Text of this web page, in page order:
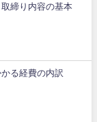
締り内容の基本
る経費の内訳